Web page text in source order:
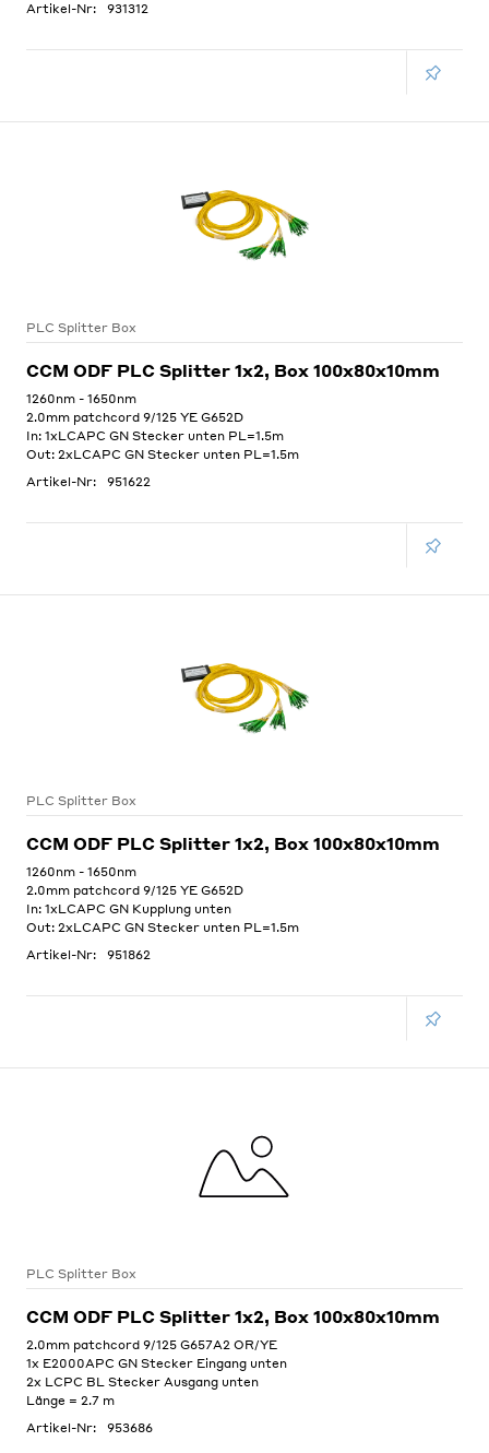
Artikel-Nr:
931312
PLC Splitter Box
CCM ODF PLC Splitter 1x2, Box 100x80x10mm
1260nm - 1650nm
2.0mm patchcord 9/125 YE G652D
In: 1xLCAPC GN Stecker unten PL=1.5m
Out: 2xLCAPC GN Stecker unten PL=1.5m
Artikel-Nr:
951622
PLC Splitter Box
CCM ODF PLC Splitter 1x2, Box 100x80x10mm
1260nm - 1650nm
2.0mm patchcord 9/125 YE G652D
In: 1xLCAPC GN Kupplung unten
Out: 2xLCAPC GN Stecker unten PL=1.5m
Artikel-Nr:
951862
PLC Splitter Box
CCM ODF PLC Splitter 1x2, Box 100x80x10mm
2.0mm patchcord 9/125 G657A2 OR/YE
1x E2000APC GN Stecker Eingang unten
2x LCPC BL Stecker Ausgang unten
Länge = 2.7 m
Artikel-Nr:
953686